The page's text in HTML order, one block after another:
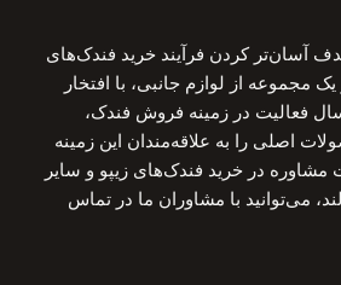
آسان‌تر کردن فرآیند خرید فندک‌های
مجموعه از لوازم جانبی، با افتخار
می‌کند که پس از ۱۲ سال فعالیت در زمینه فروش فندک،
اصلی را به علاقه‌مندان این زمینه
مشاوره در خرید فندک‌های زیپو و سایر
می‌توانید با مشاوران ما در تماس